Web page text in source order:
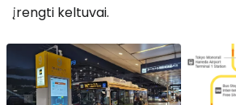
įrengti keltuvai.